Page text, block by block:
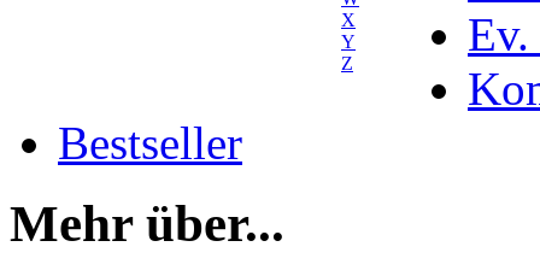
X
Y
Z
Ev.
Bestseller
Mehr über...